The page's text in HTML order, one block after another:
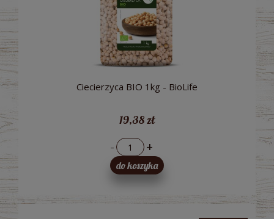
Ciecierzyca BIO 1kg - BioLife
19,38 zł
- +
do koszyka